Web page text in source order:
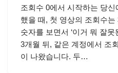
조회수 0에서 시작하는 당
했을 때, 첫 영상의 조회수
숫자를 보면서 ‘이거 뭐 잘
3개월 뒤, 같은 계정에서 조
이 나왔습니다. 두…